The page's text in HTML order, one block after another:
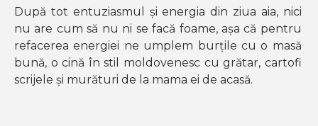
După tot entuziasmul și energia din ziua aia, nici
nu are cum să nu ni se facă foame, așa că pentru
refacerea energiei ne umplem burțile cu o masă
bună, o cină în stil moldovenesc cu grătar, cartofi
scrijele și murături de la mama ei de acasă.